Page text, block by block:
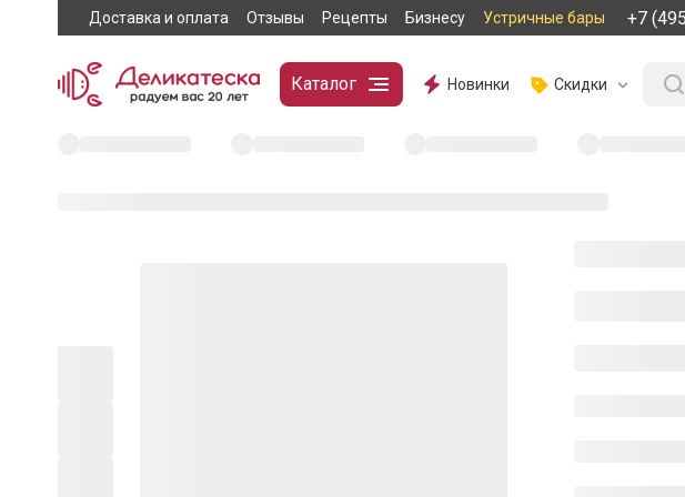
Доставка и оплата Отзывы Рецепты Бизнесу Устричные бары +7
Каталог Новинки Скидки